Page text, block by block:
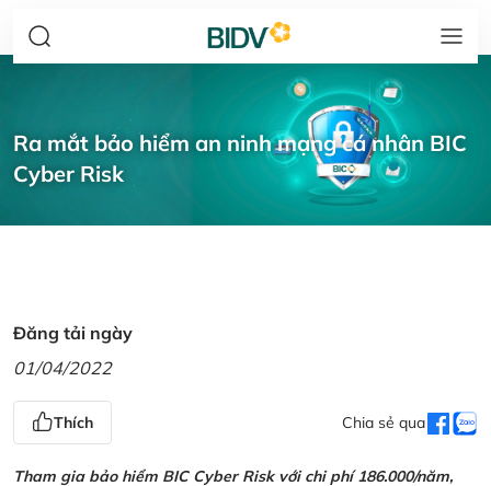
Ra mắt bảo hiểm an ninh mạng cá nhân BIC
Cyber Risk
Đăng tải ngày
01/04/2022
Thích Chia sẻ qua
Tham gia bảo hiểm BIC Cyber Risk với chi phí 186.000/năm,